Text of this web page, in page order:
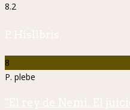
8.2
P. Hislibris
8
P. plebe
"El rey de Nemi. El